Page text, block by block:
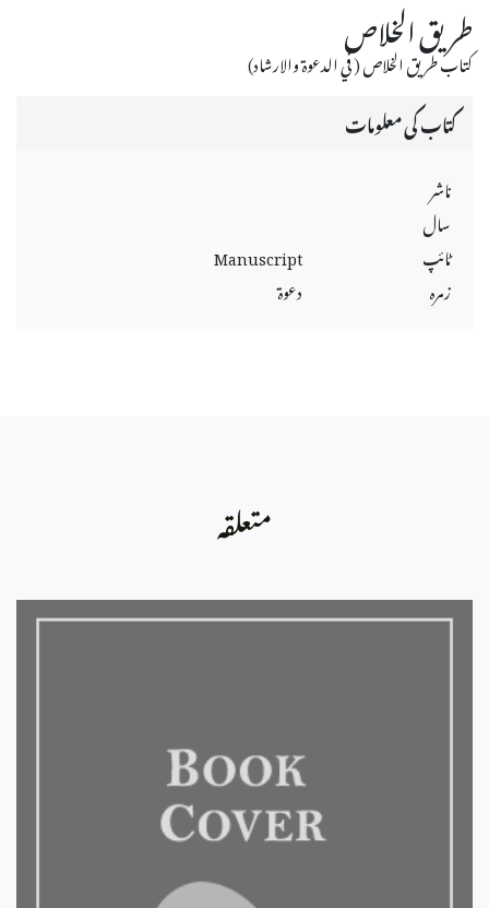
طريق الخلاص
كتاب طريق الخلاص ( في الدعوة والارشاد)
کتاب کی معلومات
ناشر
سال
ٹائپ
Manuscript
زمرہ
دعوة
متعلقہ